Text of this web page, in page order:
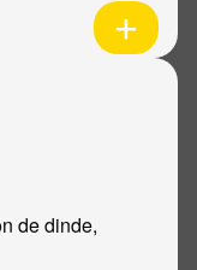
de dinde,